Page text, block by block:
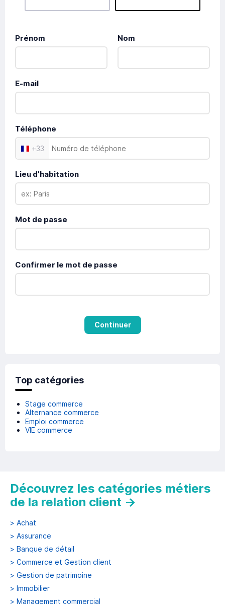
Prénom Nom
E-mail
Téléphone
+33
Lieu d'habitation
Mot de passe
Confirmer le mot de passe
Continuer
Top catégories
Stage commerce
Alternance commerce
Emploi commerce
VIE commerce
Découvrez les catégories métiers
de la relation client →
> Achat
> Assurance
> Banque de détail
> Commerce et Gestion client
> Gestion de patrimoine
> Immobilier
> Management commercial